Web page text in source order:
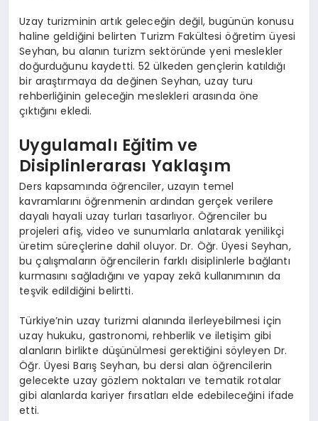
Uzay turizminin artık geleceğin değil, bugünün konusu
haline geldiğini belirten Turizm Fakültesi öğretim üyesi
Seyhan, bu alanın turizm sektöründe yeni meslekler
doğurduğunu kaydetti. 52 ülkeden gençlerin katıldığı
bir araştırmaya da değinen Seyhan, uzay turu
rehberliğinin geleceğin meslekleri arasında öne
çıktığını ekledi.
Uygulamalı Eğitim ve
Disiplinlerarası Yaklaşım
Ders kapsamında öğrenciler, uzayın temel
kavramlarını öğrenmenin ardından gerçek verilere
dayalı hayali uzay turları tasarlıyor. Öğrenciler bu
projeleri afiş, video ve sunumlarla anlatarak yenilikçi
üretim süreçlerine dahil oluyor. Dr. Öğr. Üyesi Seyhan,
bu çalışmaların öğrencilerin farklı disiplinlerle bağlantı
kurmasını sağladığını ve yapay zekâ kullanımının da
teşvik edildiğini belirtti.
Türkiye’nin uzay turizmi alanında ilerleyebilmesi için
uzay hukuku, gastronomi, rehberlik ve iletişim gibi
alanların birlikte düşünülmesi gerektiğini söyleyen Dr.
Öğr. Üyesi Barış Seyhan, bu dersi alan öğrencilerin
gelecekte uzay gözlem noktaları ve tematik rotalar
gibi alanlarda kariyer fırsatları elde edebileceğini ifade
etti.